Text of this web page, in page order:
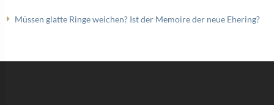
Müssen glatte Ringe weichen? Ist der Memoire der neue Ehering?